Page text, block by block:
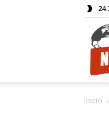
Inicio